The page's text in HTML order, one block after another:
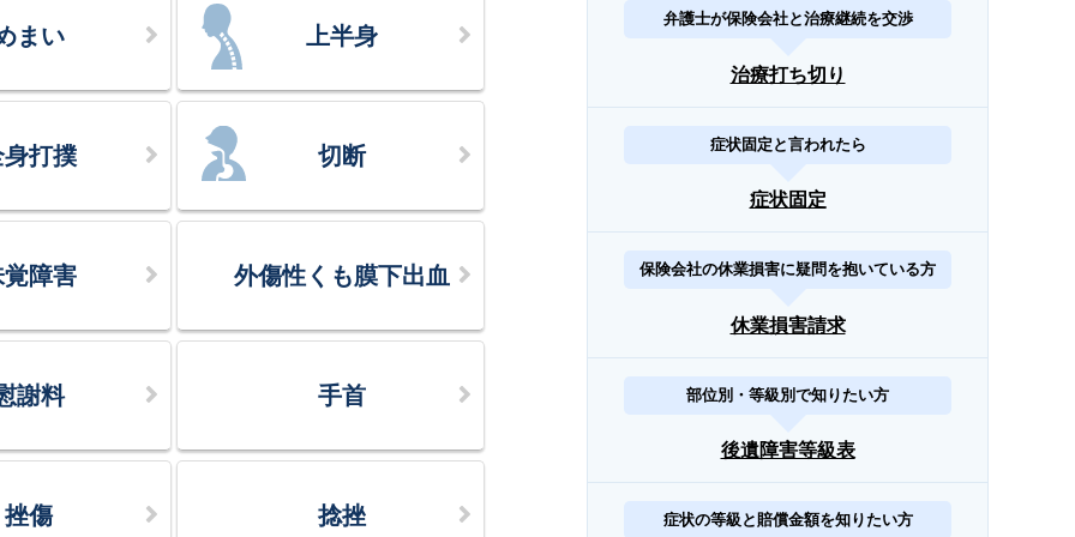
まい 上半身
身打撲 切断
覚障害 外傷性くも膜下出血
謝料 手首
挫傷 捻挫
弁護士が保険会社と治療継続を交渉
治療打ち切り
症状固定と言われたら
症状固定
保険会社の休業損害に疑問を抱いている方
休業損害請求
部位別・等級別で知りたい方
後遺障害等級表
症状の等級と賠償金額を知りたい方